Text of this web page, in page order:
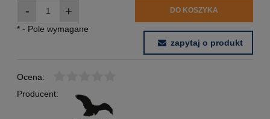
- + DO KOSZYKA
* - Pole wymagane
zapytaj o produkt
Ocena:
Producent: